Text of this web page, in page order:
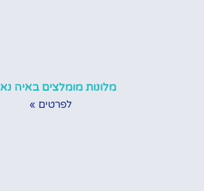
מלונות מומלצים באיה
לפרטים »